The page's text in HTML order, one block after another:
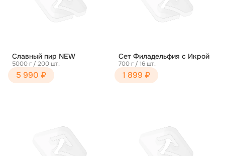
Славный пир NEW
5000 г / 200 шт.
5 990 ₽
Сет Филадельфия с Икрой
700 г / 16 шт.
1 899 ₽